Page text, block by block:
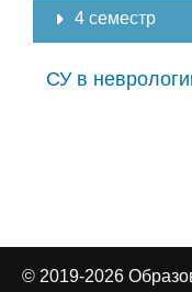
4 семестр
СУ в
© 2019-2026